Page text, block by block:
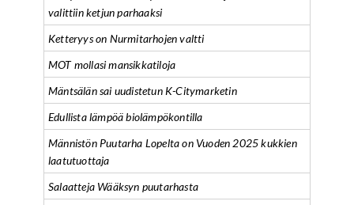
valittiin ketjun parhaaksi
Ketteryys on Nurmitarhojen valtti
MOT mollasi mansikkatiloja
Mäntsälän sai uudistetun K-Citymarketin
Edullista lämpöä biolämpökontilla
Männistön Puutarha Lopelta on Vuoden 2025 kukkien
laatutuottaja
Salaatteja Wääksyn puutarhasta